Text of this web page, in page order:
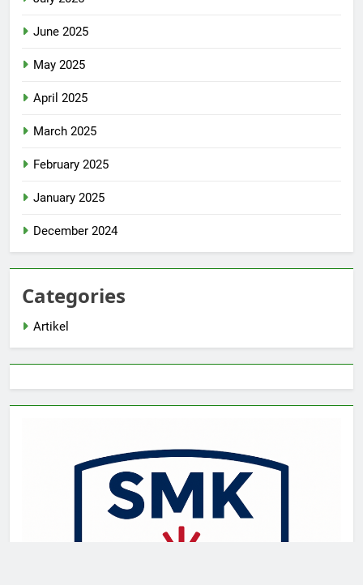
June 2025
May 2025
April 2025
March 2025
February 2025
January 2025
December 2024
Categories
Artikel